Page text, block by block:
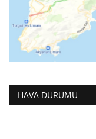
HAVA DURUMU